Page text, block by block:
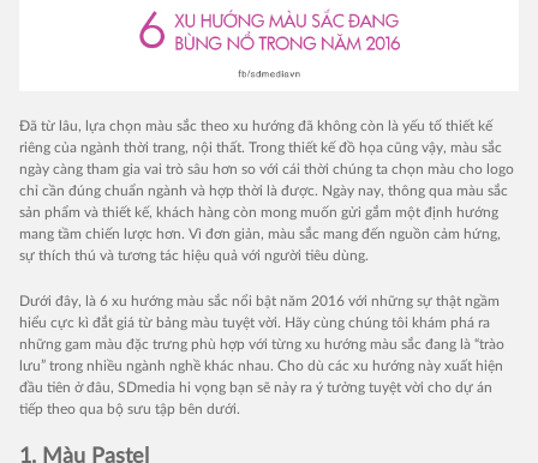
Đã từ lâu, lựa chọn màu sắc theo xu hướng đã không còn là yếu tố thiết kế
riêng của ngành thời trang, nội thất. Trong thiết kế đồ họa cũng vậy, màu sắc
ngày càng tham gia vai trò sâu hơn so với cái thời chúng ta chọn màu cho logo
chỉ cần đúng chuẩn ngành và hợp thời là được. Ngày nay, thông qua màu sắc
sản phẩm và thiết kế, khách hàng còn mong muốn gửi gắm một định hướng
mang tầm chiến lược hơn. Vì đơn giản, màu sắc mang đến nguồn cảm hứng,
sự thích thú và tương tác hiệu quả với người tiêu dùng.
Dưới đây, là 6 xu hướng màu sắc nổi bật năm 2016 với những sự thật ngầm
hiểu cực kì đắt giá từ bảng màu tuyệt vời. Hãy cùng chúng tôi khám phá ra
những gam màu đặc trưng phù hợp với từng xu hướng màu sắc đang là “trào
lưu” trong nhiều ngành nghề khác nhau. Cho dù các xu hướng này xuất hiện
đầu tiên ở đâu, SDmedia hi vọng bạn sẽ nảy ra ý tưởng tuyệt vời cho dự án
tiếp theo qua bộ sưu tập bên dưới.
1. Màu Pastel